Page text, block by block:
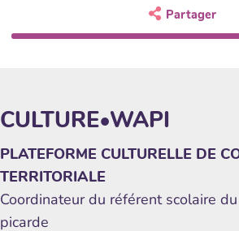
Partager
CULTURE•WAPI
PLATEFORME CULTURELLE DE
TERRITORIALE
Coordinateur du référent scolaire
picarde